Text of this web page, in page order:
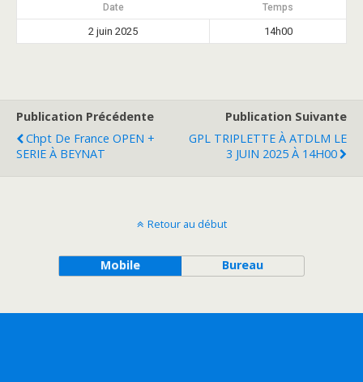
Date Temps
2 juin 2025 14h00
Publication Précédente
Chpt De France OPEN +
SERIE À BEYNAT
Publication Suivante
GPL TRIPLETTE À ATDLM LE
3 JUIN 2025 À 14H00
Retour au début
Mobile Bureau